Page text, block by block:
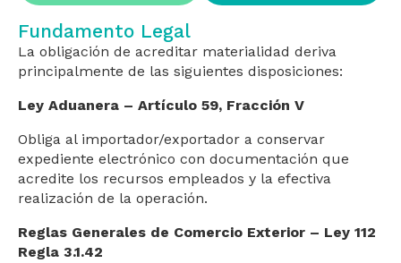
Fundamento Legal
La obligación de acreditar materialidad deriva
principalmente de las siguientes disposiciones:
Ley Aduanera – Artículo 59, Fracción V
Obliga al importador/exportador a conservar
expediente electrónico con documentación que
acredite los recursos empleados y la efectiva
realización de la operación.
Reglas Generales de Comercio Exterior – Ley 112
Regla 3.1.42